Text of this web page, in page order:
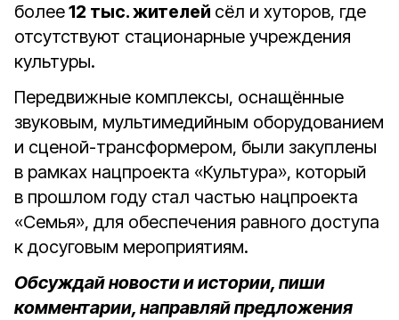
более12 тыс. жителей сёл и хуторов, где
отсутствуют стационарные учреждения
культуры.
Передвижные комплексы, оснащённые
звуковым, мультимедийным оборудованием
и сценой-трансформером, были закуплены
в рамках нацпроекта «Культура», который
в прошлом году стал частью нацпроекта
«Семья», для обеспечения равного доступа
к досуговым мероприятиям.
Обсуждай новости и истории, пиши
комментарии, направляй предложения